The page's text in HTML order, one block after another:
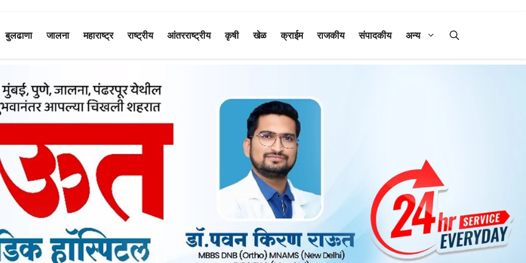
बुलढाणा जालना महाराष्ट्र राष्ट्रीय आंतरराष्ट्रीय कृषी खेळ क्राईम राजकीय संपादकीय अन्य